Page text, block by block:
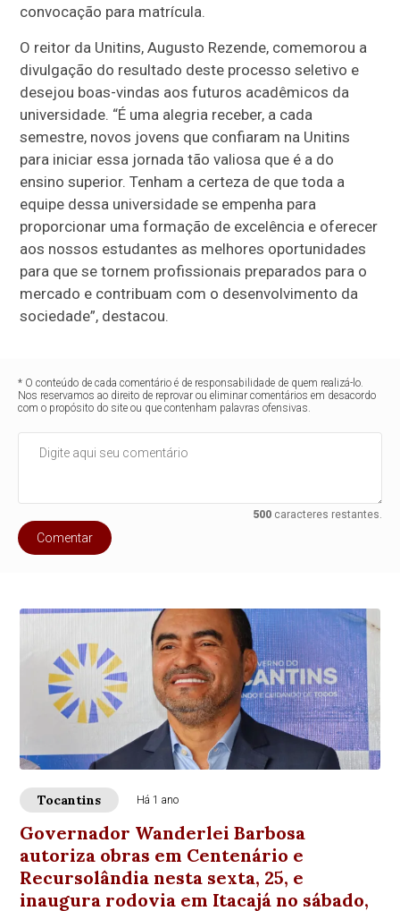
convocação para matrícula.
O reitor da Unitins, Augusto Rezende, comemorou a
divulgação do resultado deste processo seletivo e
desejou boas-vindas aos futuros acadêmicos da
universidade. “É uma alegria receber, a cada
semestre, novos jovens que confiaram na Unitins
para iniciar essa jornada tão valiosa que é a do
ensino superior. Tenham a certeza de que toda a
equipe dessa universidade se empenha para
proporcionar uma formação de excelência e oferecer
aos nossos estudantes as melhores oportunidades
para que se tornem profissionais preparados para o
mercado e contribuam com o desenvolvimento da
sociedade”, destacou.
* O conteúdo de cada comentário é de responsabilidade de quem realizá-lo.
Nos reservamos ao direito de reprovar ou eliminar comentários em desacordo
com o propósito do site ou que contenham palavras ofensivas.
500caracteres restantes.
Comentar
Tocantins Há 1 ano
Governador Wanderlei Barbosa
autoriza obras em Centenário e
Recursolândia nesta sexta, 25, e
inaugura rodovia em Itacajá no sábado,